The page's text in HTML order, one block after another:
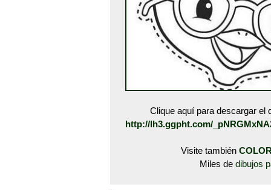
Clique aquí para descargar el
http://lh3.ggpht.com/
Visite también
Miles de dibujos